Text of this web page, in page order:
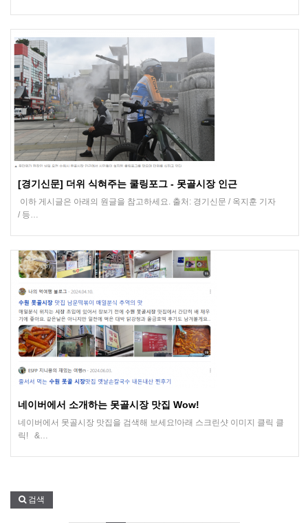
[경기신문] 더위 식혀주는 쿨링포그 - 못골시장 인근
이하 게시글은 아래의 원글을 참고하세요. 출처: 경기신문 / 옥지훈 기자
/ 등…
네이버에서 소개하는 못골시장 맛집 Wow!
네이버에서 못골시장 맛집을 검색해 보세요!아래 스크린샷 이미지 클릭 클
릭! &…
검색